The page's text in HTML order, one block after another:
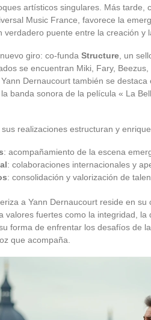
artísticos singulares. Más tarde,
Music France, favorece la
verdadero puente entre la creación y
giro: co-funda Structure , un
se encuentran Miki, Fary,
Dernaucourt también se destaca
banda sonora de la película « La
realizaciones estructuran y
: acompañamiento de la escena
: colaboraciones internacionales y
: consolidación y valorización de
a Yann Dernaucourt reside en
valores fuertes como la integridad, la
forma de enfrentar los desafíos de
que acompaña.